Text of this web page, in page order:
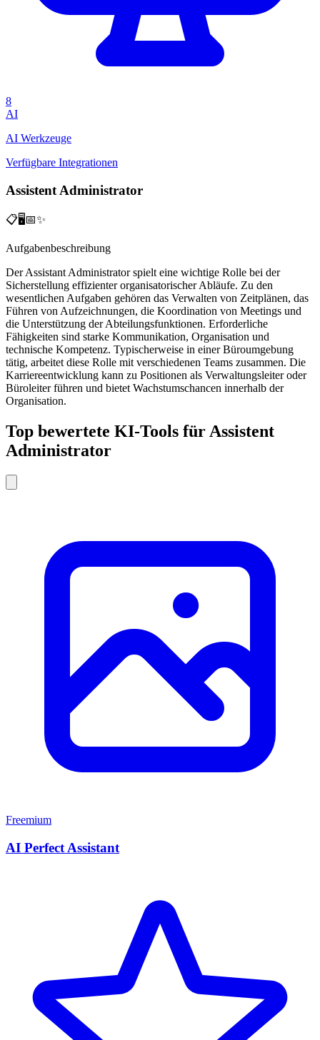
8
AI
AI Werkzeuge
Verfügbare Integrationen
Assistent Administrator
📋🖥️📅✨
Aufgabenbeschreibung
Der Assistant Administrator spielt eine wichtige Rolle bei der
Sicherstellung effizienter organisatorischer Abläufe. Zu den
wesentlichen Aufgaben gehören das Verwalten von Zeitplänen, das
Führen von Aufzeichnungen, die Koordination von Meetings und
die Unterstützung der Abteilungsfunktionen. Erforderliche
Fähigkeiten sind starke Kommunikation, Organisation und
technische Kompetenz. Typischerweise in einer Büroumgebung
tätig, arbeitet diese Rolle mit verschiedenen Teams zusammen. Die
Karriereentwicklung kann zu Positionen als Verwaltungsleiter oder
Büroleiter führen und bietet Wachstumschancen innerhalb der
Organisation.
Top bewertete KI-Tools für Assistent
Administrator
Freemium
AI Perfect Assistant